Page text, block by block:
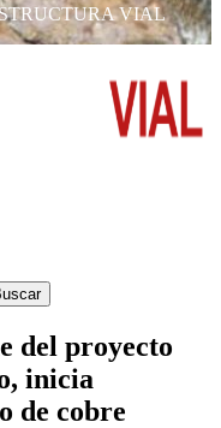
VIAL
del proyecto
inicia
de cobre